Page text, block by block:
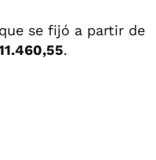
se fijó a partir de
.